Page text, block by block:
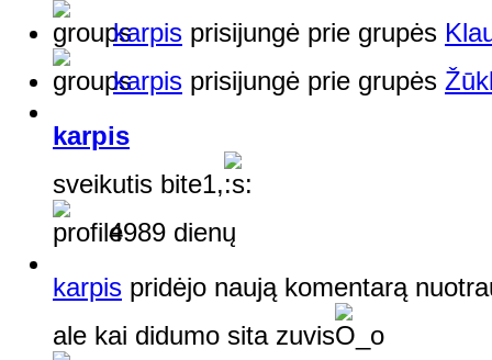
karpis prisijungė prie grupės
karpis prisijungė prie grupės
karpis
sveikutis bite1,
4989 dienų
karpis pridėjo naują komentarą
ale kai didumo sita zuvis